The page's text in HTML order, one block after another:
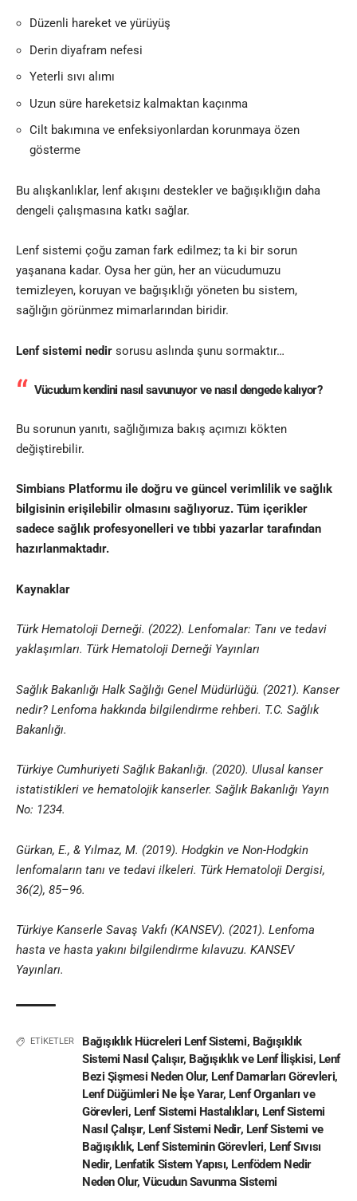
Düzenli hareket ve yürüyüş
Derin diyafram nefesi
Yeterli sıvı alımı
Uzun süre hareketsiz kalmaktan kaçınma
Cilt bakımına ve enfeksiyonlardan korunmaya özen
gösterme
Bu alışkanlıklar, lenf akışını destekler ve bağışıklığın daha
dengeli çalışmasına katkı sağlar.
Lenf sistemi çoğu zaman fark edilmez; ta ki bir sorun
yaşanana kadar. Oysa her gün, her an vücudumuzu
temizleyen, koruyan ve bağışıklığı yöneten bu sistem,
sağlığın görünmez mimarlarından biridir.
Lenf sistemi nedir sorusu aslında şunu sormaktır…
Vücudum kendini nasıl savunuyor ve nasıl dengede kalıyor?
Bu sorunun yanıtı, sağlığımıza bakış açımızı kökten
değiştirebilir.
Simbians Platformu ile doğru ve güncel verimlilik ve sağlık
bilgisinin erişilebilir olmasını sağlıyoruz. Tüm içerikler
sadece sağlık profesyonelleri ve tıbbi yazarlar tarafından
hazırlanmaktadır.
Kaynaklar
Türk Hematoloji Derneği. (2022). Lenfomalar: Tanı ve tedavi
yaklaşımları. Türk Hematoloji Derneği Yayınları
Sağlık Bakanlığı Halk Sağlığı Genel Müdürlüğü. (2021). Kanser
nedir? Lenfoma hakkında bilgilendirme rehberi. T.C. Sağlık
Bakanlığı.
Türkiye Cumhuriyeti Sağlık Bakanlığı. (2020). Ulusal kanser
istatistikleri ve hematolojik kanserler. Sağlık Bakanlığı Yayın
No: 1234.
Gürkan, E., & Yılmaz, M. (2019). Hodgkin ve Non-Hodgkin
lenfomaların tanı ve tedavi ilkeleri. Türk Hematoloji Dergisi,
36(2), 85–96.
Türkiye Kanserle Savaş Vakfı (KANSEV). (2021). Lenfoma
hasta ve hasta yakını bilgilendirme kılavuzu. KANSEV
Yayınları.
ETİKETLER Bağışıklık Hücreleri Lenf Sistemi, Bağışıklık
Sistemi Nasıl Çalışır, Bağışıklık ve Lenf İlişkisi, Lenf
Bezi Şişmesi Neden Olur, Lenf Damarları Görevleri,
Lenf Düğümleri Ne İşe Yarar, Lenf Organları ve
Görevleri, Lenf Sistemi Hastalıkları, Lenf Sistemi
Nasıl Çalışır, Lenf Sistemi Nedir, Lenf Sistemi ve
Bağışıklık, Lenf Sisteminin Görevleri, Lenf Sıvısı
Nedir, Lenfatik Sistem Yapısı, Lenfödem Nedir
Neden Olur,Vücudun Savunma Sistemi